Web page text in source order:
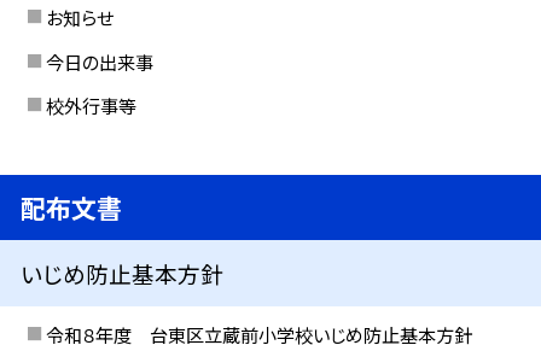
お知らせ
今日の出来事
校外行事等
配布文書
いじめ防止基本方針
令和８年度 台東区立蔵前小学校いじめ防止基本方針